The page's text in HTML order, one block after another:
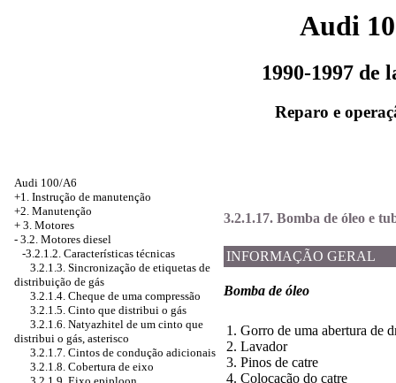
Audi
1990-1997 de
Reparo e
Audi 100/A6
+1. Instrução de manutenção
+2. Manutenção
+ 3. Motores
- 3.2. Motores diesel
-3.2.1.2. Características técnicas
3.2.1.3. Sincronização de etiquetas de
distribuição de gás
3.2.1.4. Cheque de uma compressão
3.2.1.5. Cinto que distribui o gás
3.2.1.6. Natyazhitel de um cinto que
distribui o gás, asterisco
3.2.1.7. Cintos de condução adicionais
3.2.1.8. Cobertura de eixo
3.2.1.17. Bomba de óleo e
INFORMAÇÃO GERAL
Bomba de óleo
1. Gorro de uma abertura de
2. Lavador
3. Pinos de catre
4. Colocação do catre